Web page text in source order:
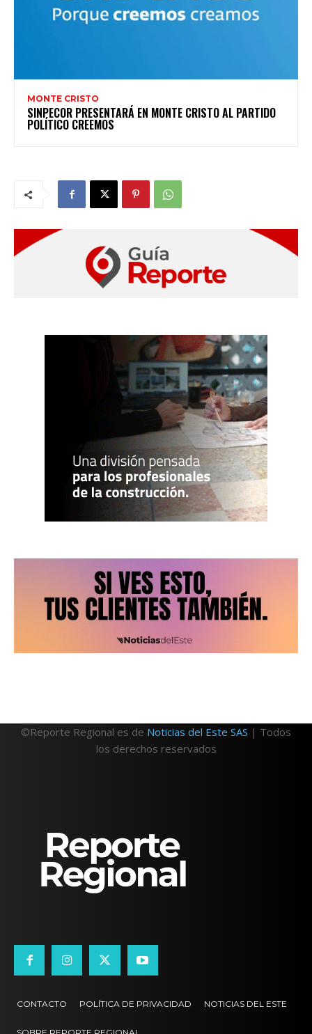
MONTE CRISTO
SINPECOR PRESENTARÁ EN MONTE CRISTO AL PARTIDO
POLÍTICO CREEMOS
©Reporte Regional es de Noticias del Este SAS | Todos
los derechos reservados
CONTACTO POLÍTICA DE PRIVACIDAD NOTICIAS DEL ESTE